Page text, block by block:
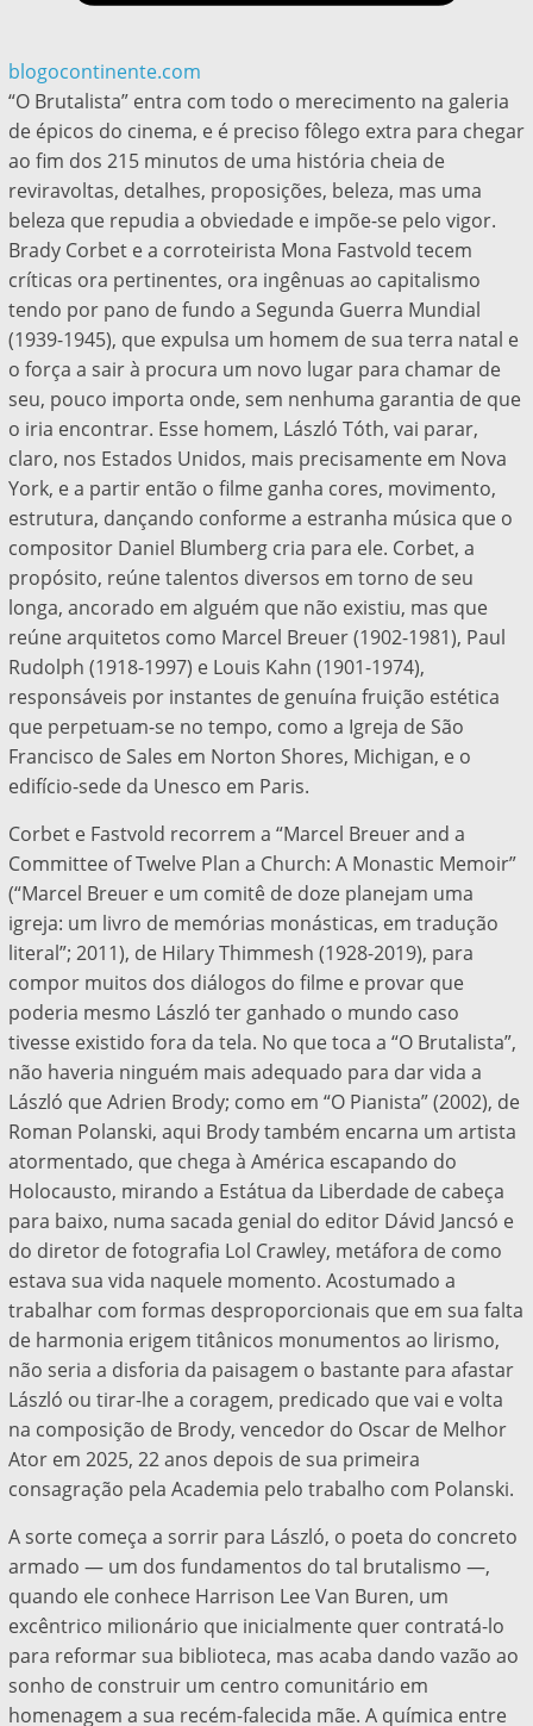
blogocontinente.com
“O Brutalista” entra com todo o merecimento na galeria
de épicos do cinema, e é preciso fôlego extra para chegar
ao fim dos 215 minutos de uma história cheia de
reviravoltas, detalhes, proposições, beleza, mas uma
beleza que repudia a obviedade e impõe-se pelo vigor.
Brady Corbet e a corroteirista Mona Fastvold tecem
críticas ora pertinentes, ora ingênuas ao capitalismo
tendo por pano de fundo a Segunda Guerra Mundial
(1939-1945), que expulsa um homem de sua terra natal e
o força a sair à procura um novo lugar para chamar de
seu, pouco importa onde, sem nenhuma garantia de que
o iria encontrar. Esse homem, László Tóth, vai parar,
claro, nos Estados Unidos, mais precisamente em Nova
York, e a partir então o filme ganha cores, movimento,
estrutura, dançando conforme a estranha música que o
compositor Daniel Blumberg cria para ele. Corbet, a
propósito, reúne talentos diversos em torno de seu
longa, ancorado em alguém que não existiu, mas que
reúne arquitetos como Marcel Breuer (1902-1981), Paul
Rudolph (1918-1997) e Louis Kahn (1901-1974),
responsáveis por instantes de genuína fruição estética
que perpetuam-se no tempo, como a Igreja de São
Francisco de Sales em Norton Shores, Michigan, e o
edifício-sede da Unesco em Paris.
Corbet e Fastvold recorrem a “Marcel Breuer and a
Committee of Twelve Plan a Church: A Monastic Memoir”
(“Marcel Breuer e um comitê de doze planejam uma
igreja: um livro de memórias monásticas, em tradução
literal”; 2011), de Hilary Thimmesh (1928-2019), para
compor muitos dos diálogos do filme e provar que
poderia mesmo László ter ganhado o mundo caso
tivesse existido fora da tela. No que toca a “O Brutalista”,
não haveria ninguém mais adequado para dar vida a
László que Adrien Brody; como em “O Pianista” (2002), de
Roman Polanski, aqui Brody também encarna um artista
atormentado, que chega à América escapando do
Holocausto, mirando a Estátua da Liberdade de cabeça
para baixo, numa sacada genial do editor Dávid Jancsó e
do diretor de fotografia Lol Crawley, metáfora de como
estava sua vida naquele momento. Acostumado a
trabalhar com formas desproporcionais que em sua falta
de harmonia erigem titânicos monumentos ao lirismo,
não seria a disforia da paisagem o bastante para afastar
László ou tirar-lhe a coragem, predicado que vai e volta
na composição de Brody, vencedor do Oscar de Melhor
Ator em 2025, 22 anos depois de sua primeira
consagração pela Academia pelo trabalho com Polanski.
A sorte começa a sorrir para László, o poeta do concreto
armado — um dos fundamentos do tal brutalismo —,
quando ele conhece Harrison Lee Van Buren, um
excêntrico milionário que inicialmente quer contratá-lo
para reformar sua biblioteca, mas acaba dando vazão ao
sonho de construir um centro comunitário em
homenagem a sua recém-falecida mãe. A química entre